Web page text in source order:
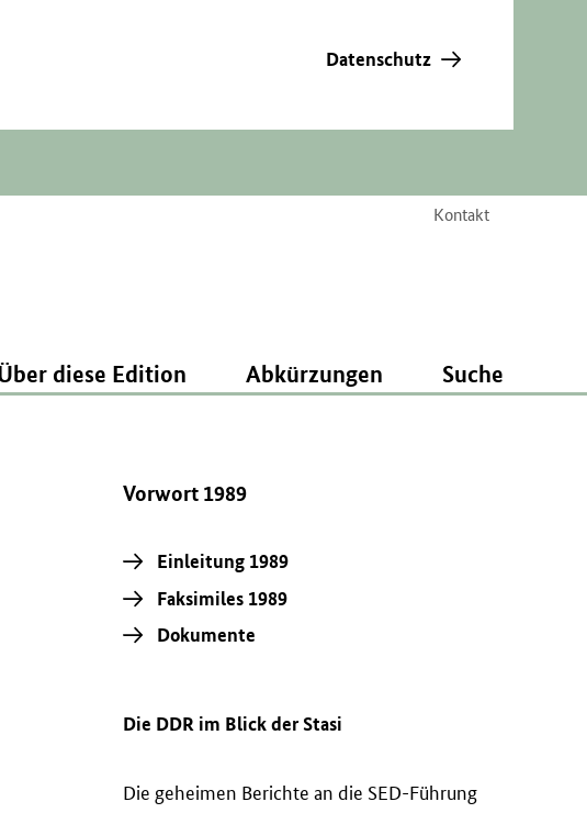
Datenschutz
Kontakt
diese Edition Abkürzungen Suche
Vorwort 1989
Einleitung 1989
Faksimiles 1989
Dokumente
Die DDR im Blick der Stasi
Die geheimen Berichte an die SED-Führung